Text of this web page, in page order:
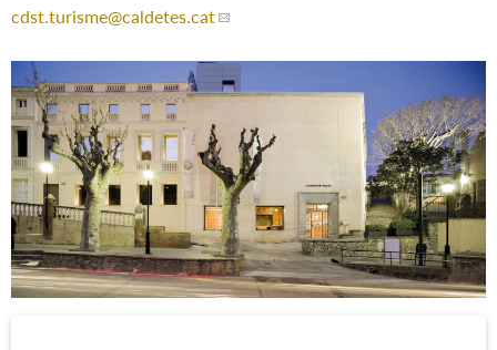
cdst.turisme@caldetes.cat